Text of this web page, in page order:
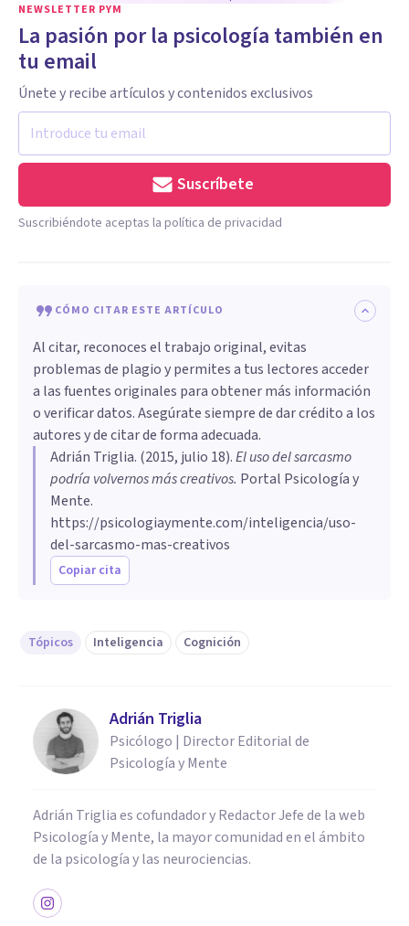
NEWSLETTER PYM
La pasión por la psicología también en
tu email
Únete y recibe artículos y contenidos exclusivos
Suscríbete
Suscribiéndote aceptas la política de privacidad
CÓMO CITAR ESTE ARTÍCULO
Al citar, reconoces el trabajo original, evitas
problemas de plagio y permites a tus lectores acceder
a las fuentes originales para obtener más información
o verificar datos. Asegúrate siempre de dar crédito a los
autores y de citar de forma adecuada.
Adrián Triglia. (2015, julio 18).​El uso del sarcasmo
podría volvernos más creativos. Portal Psicología y
Mente.
https://psicologiaymente.com/inteligencia/uso-
del-sarcasmo-mas-creativos
Copiar cita
Tópicos Inteligencia Cognición
Adrián Triglia
Psicólogo | Director Editorial de
Psicología y Mente
Adrián Triglia es cofundador y Redactor Jefe de la web
Psicología y Mente, la mayor comunidad en el ámbito
de la psicología y las neurociencias.